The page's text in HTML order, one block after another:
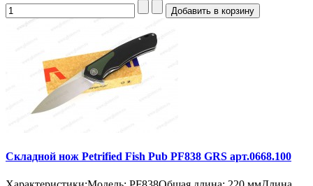
Складной нож Petrified Fish Pub PF838 GRS арт.0668.100